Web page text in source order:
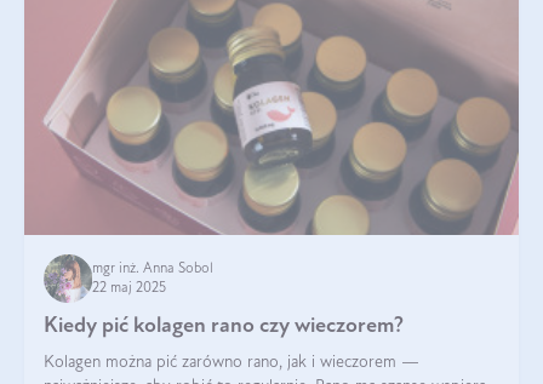
mgr inż. Anna Sobol
22 maj 2025
Kiedy pić kolagen rano czy wieczorem?
Kolagen można pić zarówno rano, jak i wieczorem —